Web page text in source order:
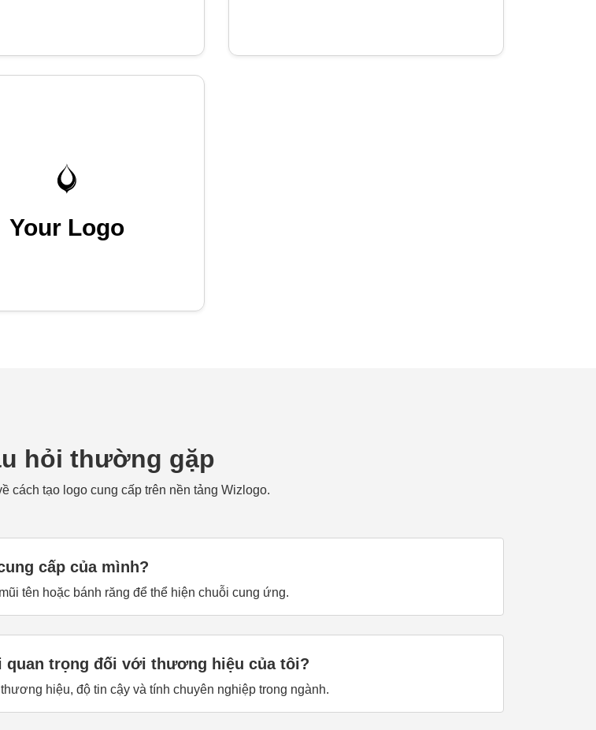
Your Logo
hỏi thường gặp
cách tạo logo cung cấp trên nền tảng Wizlogo.
cấp của mình?
tên hoặc bánh răng để thể hiện chuỗi cung ứng.
trọng đối với thương hiệu của tôi?
hiệu, độ tin cậy và tính chuyên nghiệp trong ngành.